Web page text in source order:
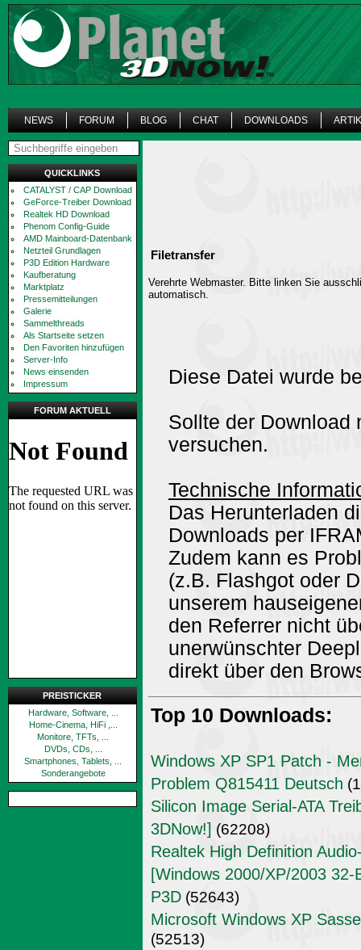
NEWS FORUM BLOG CHAT DOWNLOADS
QUICKLINKS
CATALYST / CAP Download
GeForce-Treiber Download
Realtek HD Download
Phenom Config-Guide
AMD Mainboard-Datenbank
Netzteil Grundlagen
P3D Edition Hardware
Kaufberatung
Marktplatz
Pressemitteilungen
Galerie
Sammelthreads
Als Startseite setzen
Den Favoriten hinzufügen
Server-Info
News einsenden
Impressum
FORUM AKTUELL
PREISTICKER
Hardware, Software, ...
Home-Cinema, HiFi ,...
Monitore, TFTs, ...
DVDs, CDs, ...
Smartphones, Tablets, ...
Sonderangebote
Filetransfer
Verehrte Webmaster. Bitte linken Sie
automatisch.
Diese Datei wurde
Sollte der
versuchen.
Technische
Das Herunterladen
Downloads per
Zudem kann es
(z.B. Flashgot oder
unserem
den Referrer nicht
unerwünschter
direkt über den
Top 10 Downloads:
Windows XP SP1 Patch -
Problem Q815411 Deutsch
Silicon Image Serial-ATA
3DNow!] (62208)
Realtek High Definition
[Windows 2000/XP/2003
P3D (52643)
Microsoft Windows XP
(52513)